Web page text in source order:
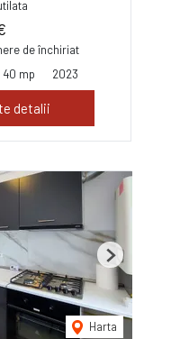
de închiriat
40 mp 2023
detalii
Harta
Next